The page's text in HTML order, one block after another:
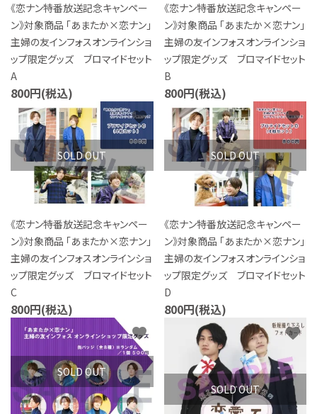
《恋ナン特番放送記念キャンペー
ン》対象商品 「あまたか×恋ナン」
主婦の友インフォスオンラインショ
ップ限定グッズ ブロマイドセット
A
800円(税込)
《恋ナン特番放送記念キャンペー
ン》対象商品 「あまたか×恋ナン」
主婦の友インフォスオンラインショ
ップ限定グッズ ブロマイドセット
B
800円(税込)
SOLD OUT
《恋ナン特番放送記念キャンペー
ン》対象商品 「あまたか×恋ナン」
主婦の友インフォスオンラインショ
ップ限定グッズ ブロマイドセット
C
800円(税込)
favorite
SOLD OUT
《恋ナン特番放送記念キャンペー
ン》対象商品 「あまたか×恋ナン」
主婦の友インフォスオンラインショ
ップ限定グッズ ブロマイドセット
D
800円(税込)
favorite
SOLD OUT
favorite
SOLD OUT
favorite